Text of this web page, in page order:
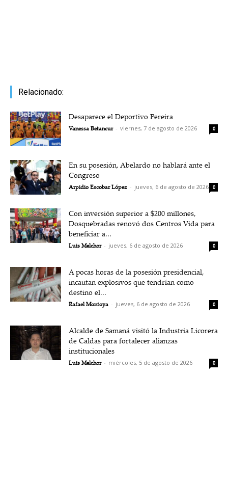
Relacionado:
Desaparece el Deportivo Pereira
Vanessa Betancur - viernes, 7 de agosto de 2026 0
En su posesión, Abelardo no hablará ante el
Congreso
Arpidio Escobar López - jueves, 6 de agosto de 2026 0
Con inversión superior a $200 millones,
Dosquebradas renovó dos Centros Vida para
beneficiar a...
Luis Melchor - jueves, 6 de agosto de 2026 0
A pocas horas de la posesión presidencial,
incautan explosivos que tendrían como
destino el...
Rafael Montoya - jueves, 6 de agosto de 2026 0
Alcalde de Samaná visitó la Industria Licorera
de Caldas para fortalecer alianzas
institucionales
Luis Melchor - miércoles, 5 de agosto de 2026 0